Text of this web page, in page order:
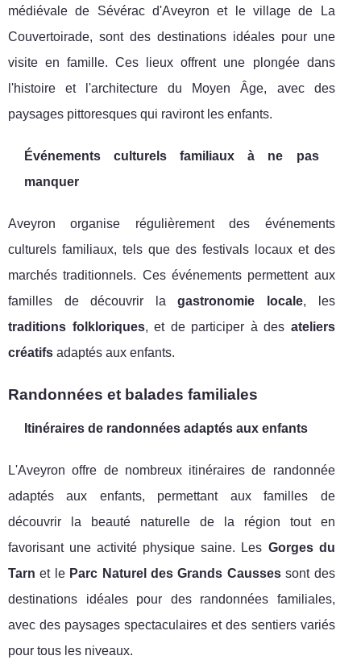
médiévale de Sévérac d'Aveyron et le village de La
Couvertoirade, sont des destinations idéales pour une
visite en famille. Ces lieux offrent une plongée dans
l'histoire et l'architecture du Moyen Âge, avec des
paysages pittoresques qui raviront les enfants.
Événements culturels familiaux à ne pas
manquer
Aveyron organise régulièrement des événements
culturels familiaux, tels que des festivals locaux et des
marchés traditionnels. Ces événements permettent aux
familles de découvrir lagastronomie locale, les
traditions folkloriques, et de participer à des ateliers
créatifs adaptés aux enfants.
Randonnées et balades familiales
Itinéraires de randonnées adaptés aux enfants
L'Aveyron offre de nombreux itinéraires de randonnée
adaptés aux enfants, permettant aux familles de
découvrir la beauté naturelle de la région tout en
favorisant une activité physique saine. Les Gorges du
Tarn et le Parc Naturel des Grands Caussessont des
destinations idéales pour des randonnées familiales,
avec des paysages spectaculaires et des sentiers variés
pour tous les niveaux.